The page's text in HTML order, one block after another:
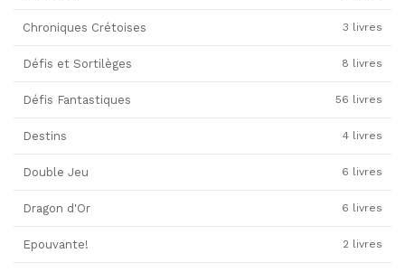
Chroniques Crétoises 3 livres
Défis et Sortilèges 8 livres
Défis Fantastiques 56 livres
Destins 4 livres
Double Jeu 6 livres
Dragon d'Or 6 livres
Epouvante! 2 livres